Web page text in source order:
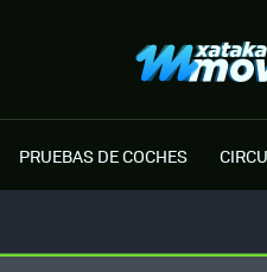
PRUEBAS DE COCHES